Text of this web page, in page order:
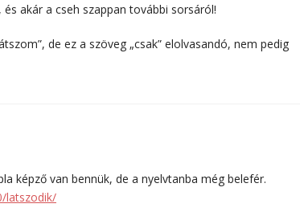
akár a cseh szappan további sorsáról!
de ez a szöveg „csak” elolvasandó, nem pedig
képző van bennük, de a nyelvtanba még belefér.
latszodik/